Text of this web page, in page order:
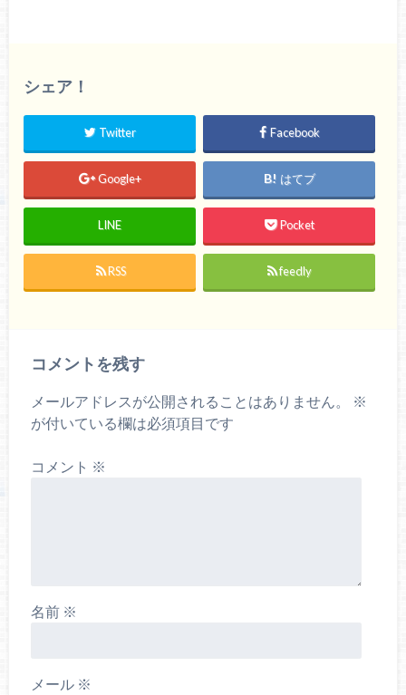
シェア！
Twitter Facebook
Google+ はてブ
LINE Pocket
RSS feedly
コメントを残す
メールアドレスが公開されることはありません。
※
が付いている欄は必須項目です
コメント ※
名前 ※
メール ※